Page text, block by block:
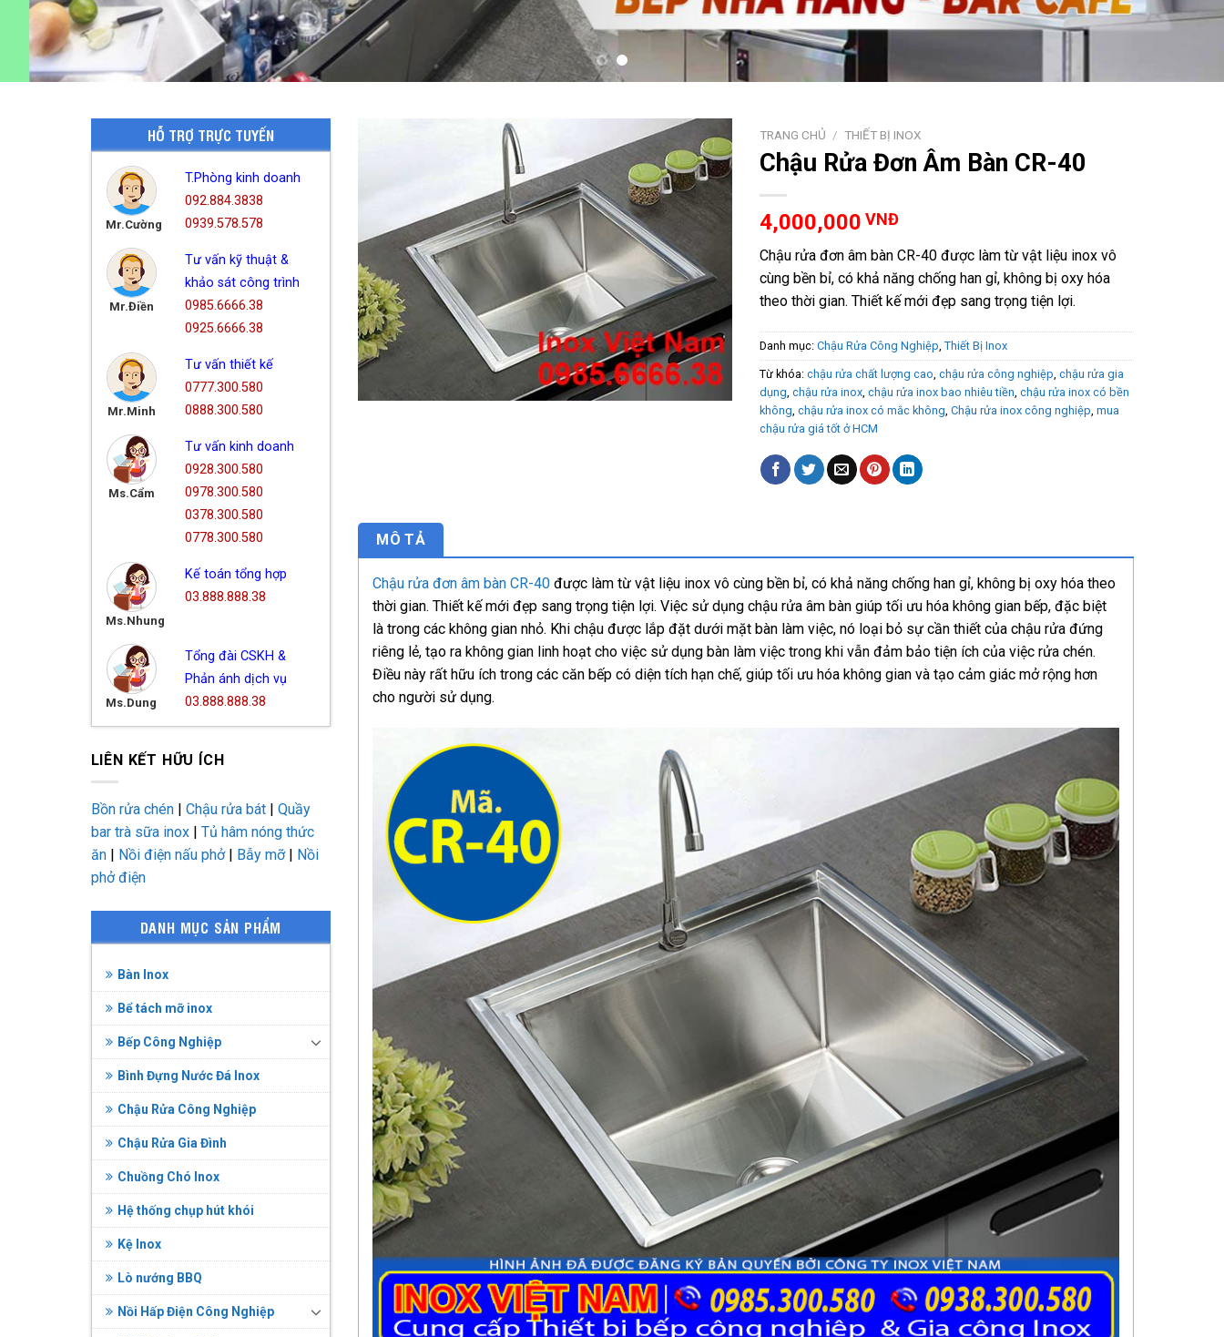
HỖ TRỢ TRỰC TUYẾN
Mr.Cường
T.Phòng kinh doanh
092.884.3838
0939.578.578
Mr.Điền
Tư vấn kỹ thuật &
khảo sát công trình
0985.6666.38
0925.6666.38
Mr.Minh
Tư vấn thiết kế
0777.300.580
0888.300.580
Ms.Cẩm
Tư vấn kinh doanh
0928.300.580
0978.300.580
0378.300.580
0778.300.580
Ms.Nhung
Kế toán tổng hợp
03.888.888.38
Ms.Dung
Tổng đài CSKH &
Phản ánh dịch vụ
03.888.888.38
LIÊN KẾT HỮU ÍCH
Bồn rửa chén| Chậu rửa bát| Quầy
bar trà sữa inox| Tủ hâm nóng thức
ăn| Nồi điện nấu phở| Bẫy mỡ| Nồi
phở điện
DANH MỤC SẢN PHẨM
Bàn Inox
Bể tách mỡ inox
Bếp Công Nghiệp
Bình Đựng Nước Đá Inox
Chậu Rửa Công Nghiệp
Chậu Rửa Gia Đình
Chuồng Chó Inox
Hệ thống chụp hút khói
Kệ Inox
Lò nướng BBQ
Nồi Hấp Điện Công Nghiệp
TRANG CHỦ / THIẾT BỊ INOX
Chậu Rửa Đơn Âm Bàn CR-40
4,000,000 VNĐ
Chậu rửa đơn âm bàn CR-40 được làm từ vật liệu inox vô
cùng bền bỉ, có khả năng chống han gỉ, không bị oxy hóa
theo thời gian. Thiết kế mới đẹp sang trọng tiện lợi.
Danh mục: Chậu Rửa Công Nghiệp, Thiết Bị Inox
Từ khóa: chậu rửa chất lượng cao, chậu rửa công nghiệp, chậu rửa gia
dụng, chậu rửa inox, chậu rửa inox bao nhiêu tiền, chậu rửa inox có bền
không, chậu rửa inox có mắc không, Chậu rửa inox công nghiệp, mua
chậu rửa giá tốt ở HCM
MÔ TẢ
Chậu rửa đơn âm bàn CR-40 được làm từ vật liệu inox vô cùng bền bỉ, có khả năng chống han gỉ, không bị oxy hóa theo
thời gian. Thiết kế mới đẹp sang trọng tiện lợi. Việc sử dụng chậu rửa âm bàn giúp tối ưu hóa không gian bếp, đặc biệt
là trong các không gian nhỏ. Khi chậu được lắp đặt dưới mặt bàn làm việc, nó loại bỏ sự cần thiết của chậu rửa đứng
riêng lẻ, tạo ra không gian linh hoạt cho việc sử dụng bàn làm việc trong khi vẫn đảm bảo tiện ích của việc rửa chén.
Điều này rất hữu ích trong các căn bếp có diện tích hạn chế, giúp tối ưu hóa không gian và tạo cảm giác mở rộng hơn
cho người sử dụng.